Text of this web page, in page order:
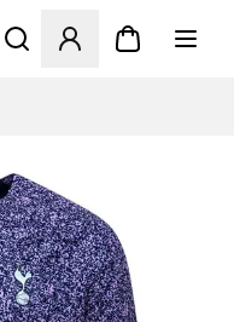
Öffnet ein Fenster zum